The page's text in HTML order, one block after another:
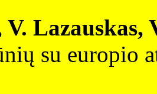
Lazauskas,
su europio